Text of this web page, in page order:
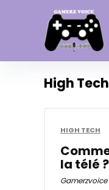
High Tech
HIGH TECH
la télé
Gamerzvoice